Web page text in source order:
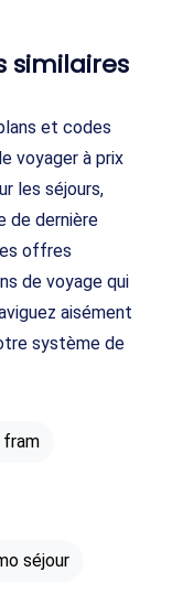
similaires
et codes
voyager à prix
les séjours,
de dernière
offres
de voyage qui
aisément
système de
fram
séjour